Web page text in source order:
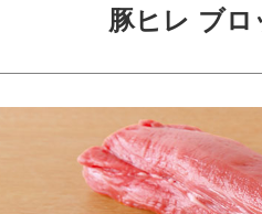
豚ヒレ ブ